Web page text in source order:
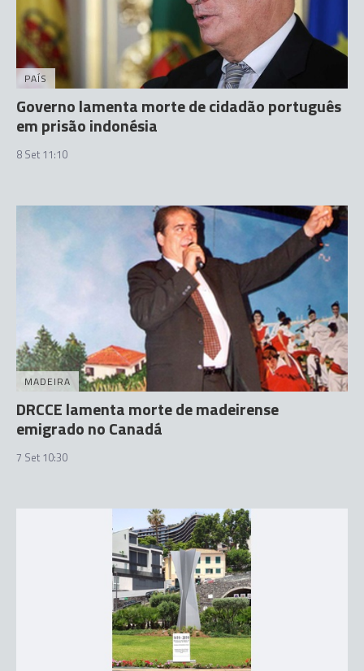
PAÍS
Governo lamenta morte de cidadão português
em prisão indonésia
8 Set 11:10
MADEIRA
DRCCE lamenta morte de madeirense
emigrado no Canadá
7 Set 10:30